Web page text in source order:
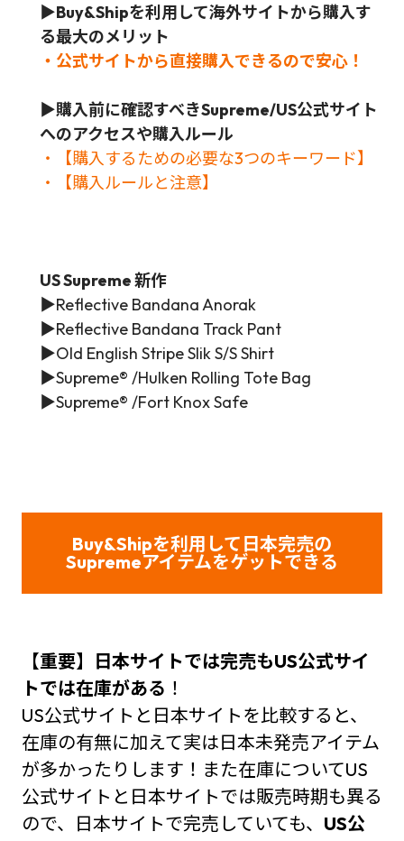
▶Buy&Shipを利用して海外サイトから購入す
る最大のメリット
・公式サイトから直接購入できるので安心！
▶購入前に確認すべきSupreme/US公式サイト
へのアクセスや購入ルール
・【購入するための必要な3つのキーワード】
・【購入ルールと注意】
US Supreme 新作
▶Reflective Bandana Anorak
▶Reflective Bandana Track Pant
▶Old English Stripe Slik S/S Shirt
▶Supreme® /Hulken Rolling Tote Bag
▶Supreme® /Fort Knox Safe
Buy&Shipを利用して日本完売の
Supremeアイテムをゲットできる
【重要】日本サイトでは完売もUS公式サイ
トでは在庫がある ！
US公式サイトと日本サイトを比較すると、
在庫の有無に加えて実は日本未発売アイテム
が多かったりします！また在庫についてUS
公式サイトと日本サイトでは販売時期も異る
ので、日本サイトで完売していても、 US公